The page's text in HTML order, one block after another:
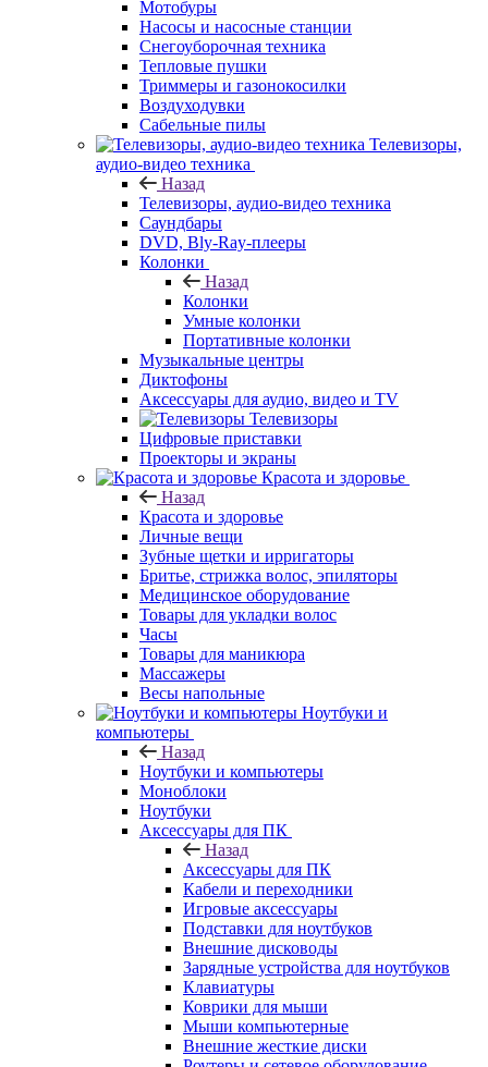
Мотобуры
Насосы и насосные станции
Снегоуборочная техника
Тепловые пушки
Триммеры и газонокосилки
Воздуходувки
Сабельные пилы
Телевизоры,
аудио-видео техника
Назад
Телевизоры, аудио-видео техника
Саундбары
DVD, Bly-Ray-плееры
Колонки
Назад
Колонки
Умные колонки
Портативные колонки
Музыкальные центры
Диктофоны
Аксессуары для аудио, видео и TV
Телевизоры
Цифровые приставки
Проекторы и экраны
Красота и здоровье
Назад
Красота и здоровье
Личные вещи
Зубные щетки и ирригаторы
Бритье, стрижка волос, эпиляторы
Медицинское оборудование
Товары для укладки волос
Часы
Товары для маникюра
Массажеры
Весы напольные
Ноутбуки и
компьютеры
Назад
Ноутбуки и компьютеры
Моноблоки
Ноутбуки
Аксессуары для ПК
Назад
Аксессуары для ПК
Кабели и переходники
Игровые аксессуары
Подставки для ноутбуков
Внешние дисководы
Зарядные устройства для ноутбуков
Клавиатуры
Коврики для мыши
Мыши компьютерные
Внешние жесткие диски